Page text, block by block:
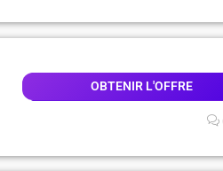
OBTENIR L'OFFRE